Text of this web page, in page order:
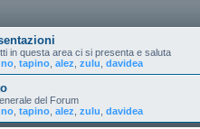
in questa area ci si presenta e saluta
tapino alez zulu davidea
del Forum
tapino alez zulu davidea